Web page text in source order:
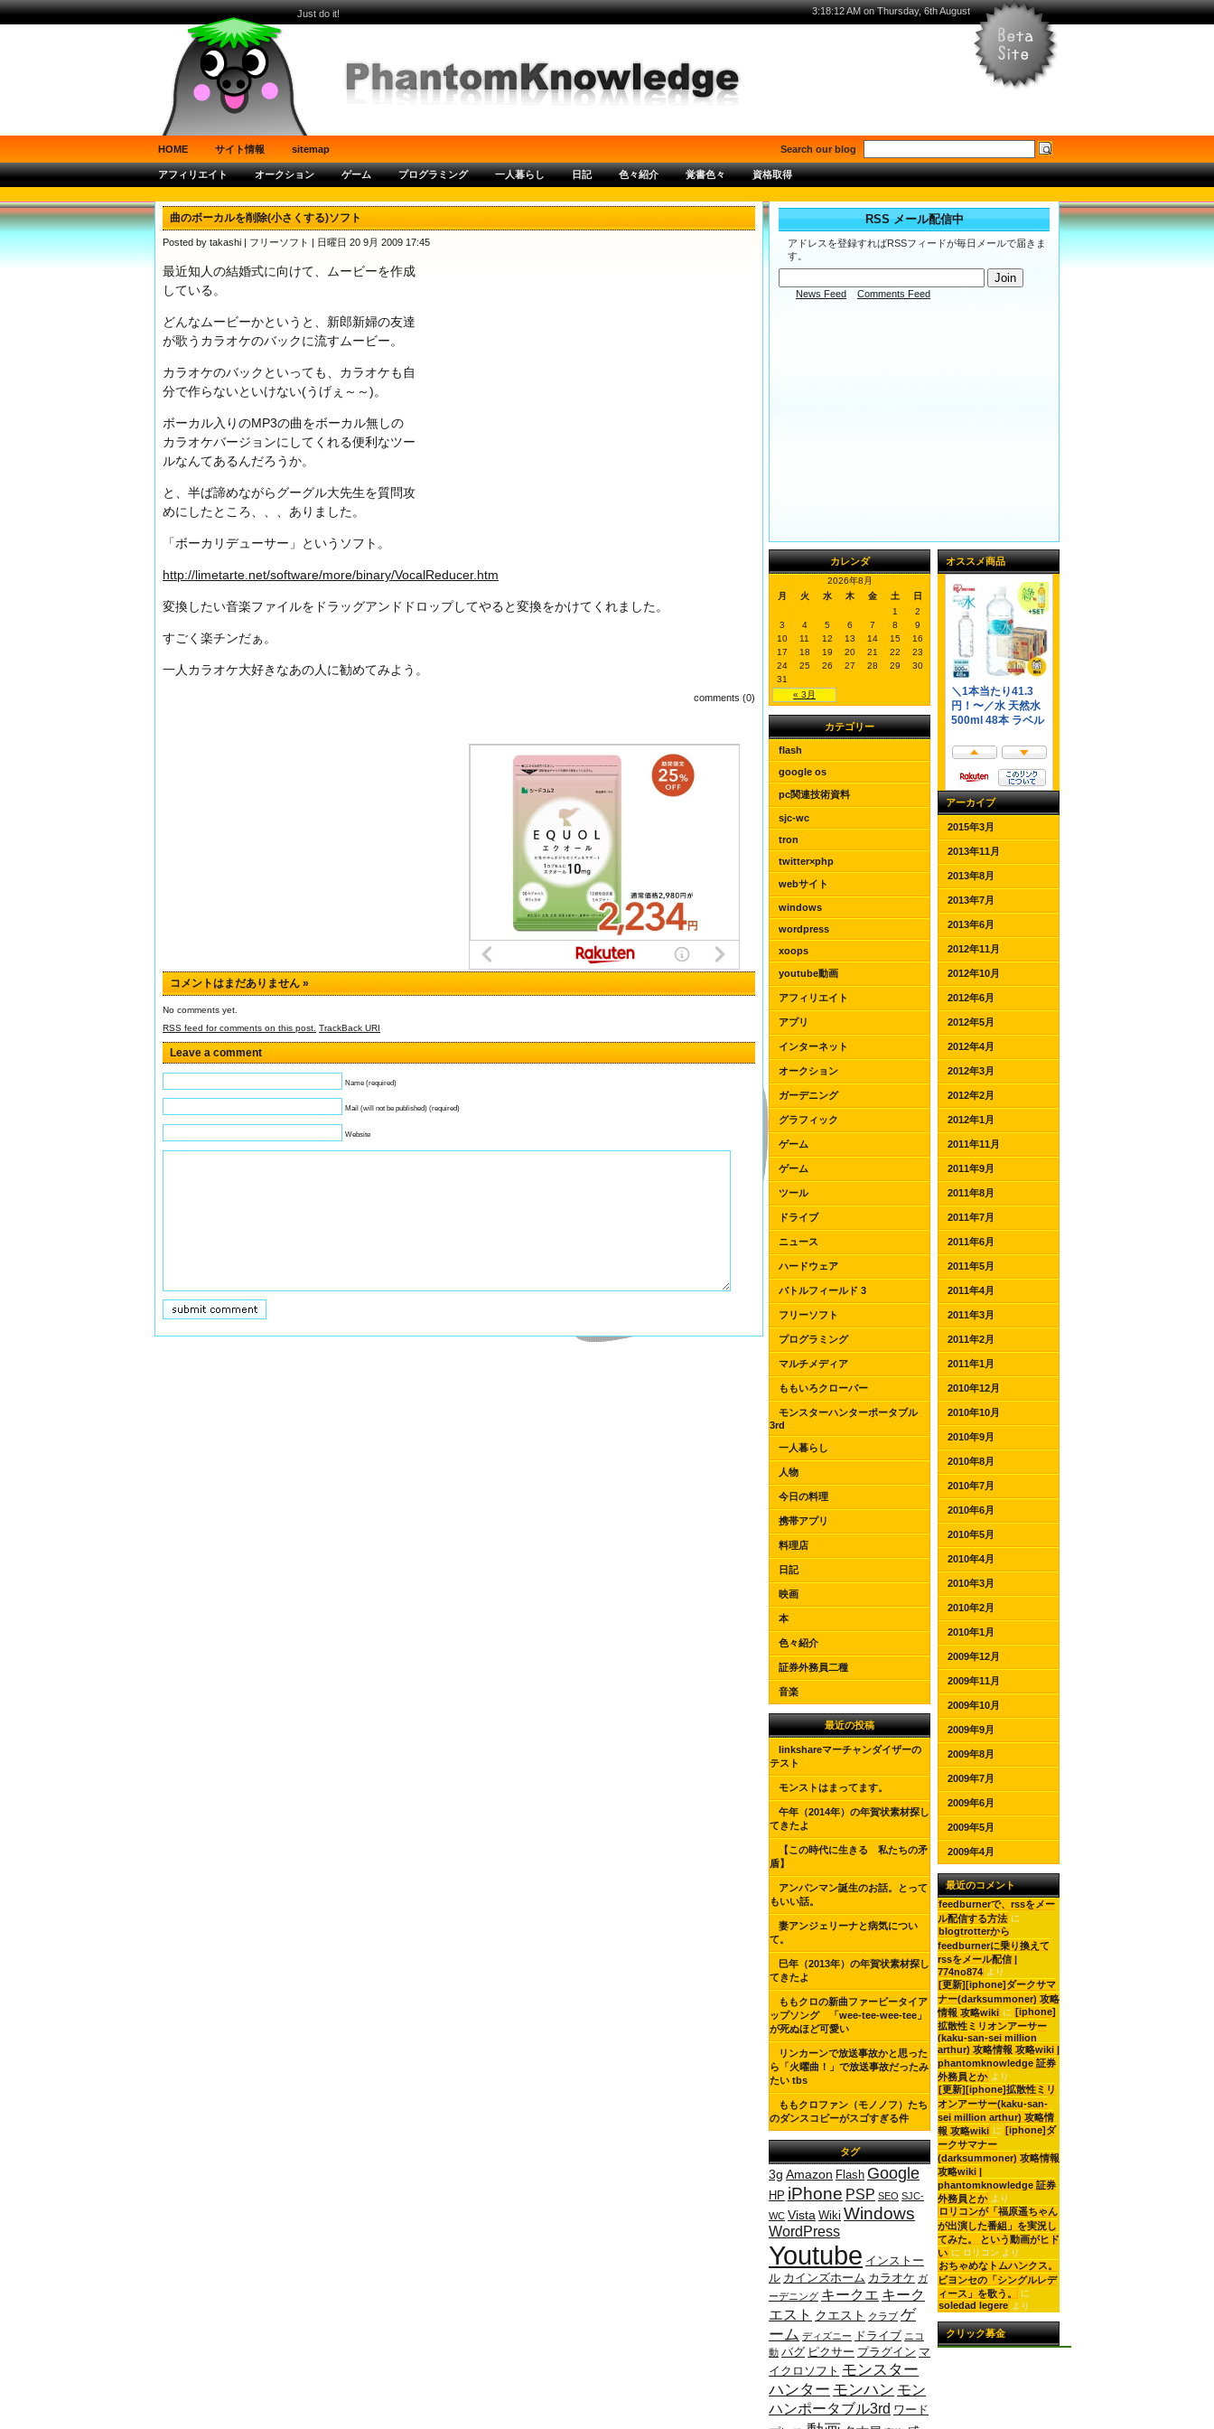
Just do it! 3:18:13 AM on Thursday, 6th August
HOME サイト情報 sitemap Search our blog
アフィリエイト オークション ゲーム プログラミング 一人暮らし 日記 色々紹介 覚書色々 資格取得
RSS メール配信中
アドレスを登録すればRSSフィードが毎日メールで届きま
す。
News Feed Comments Feed
カレンダ
2026年8月
月
火 水 木 金 土 日
« 3月
1
2
3
4 5 6 7 8
9
10
11 12 13 14 15
16
17
18 19 20 21 22
23
24
25 26 27 28 29
30
31
カテゴリー
flash
google os
pc関連技術資料
sjc-wc
tron
twitter×php
webサイト
windows
wordpress
xoops
youtube動画
アフィリエイト
アプリ
インターネット
オークション
ガーデニング
グラフィック
ゲーム
ゲーム
ツール
ドライブ
ニュース
ハードウェア
バトルフィールド 3
フリーソフト
プログラミング
マルチメディア
ももいろクローバー
モンスターハンターポータブル
3rd
一人暮らし
人物
今日の料理
携帯アプリ
料理店
日記
映画
本
色々紹介
証券外務員二種
音楽
最近の投稿
linkshareマーチャンダイザーの
テスト
モンストはまってます。
午年（2014年）の年賀状素材探し
てきたよ
【この時代に生きる 私たちの矛
盾】
アンパンマン誕生のお話。とって
もいい話。
妻アンジェリーナと病気につい
て。
巳年（2013年）の年賀状素材探し
てきたよ
ももクロの新曲ファービータイア
ップソング 「wee-tee-wee-tee」
が死ぬほど可愛い
リンカーンで放送事故かと思った
ら「火曜曲！」で放送事故だったみ
たい tbs
ももクロファン（モノノフ）たち
のダンスコピーがスゴすぎる件
タグ
3g Amazon Flash Google
HP iPhone PSP SEO SJC-
WC Vista Wiki Windows
WordPress
Youtube インストー
ル カインズホーム カラオケ ガ
ーデニング キークエ キーク
エスト クエスト クラブ ゲ
ーム ディズニー ドライブ ニコ
動 バグ ピクサー プラグイン マ
イクロソフト モンスター
ハンター モンハン モン
ハンポータブル3rd ワード
オススメ商品
アーカイブ
2015年3月
2013年11月
2013年8月
2013年7月
2013年6月
2012年11月
2012年10月
2012年6月
2012年5月
2012年4月
2012年3月
2012年2月
2012年1月
2011年11月
2011年9月
2011年8月
2011年7月
2011年6月
2011年5月
2011年4月
2011年3月
2011年2月
2011年1月
2010年12月
2010年10月
2010年9月
2010年8月
2010年7月
2010年6月
2010年5月
2010年4月
2010年3月
2010年2月
2010年1月
2009年12月
2009年11月
2009年10月
2009年9月
2009年8月
2009年7月
2009年6月
2009年5月
2009年4月
最近のコメント
feedburnerで、rssをメー
ル配信する方法 に
blogtrotterから
feedburnerに乗り換えて
rssをメール配信 |
774no874 より
[更新][iphone]ダークサマ
ナー(darksummoner) 攻略
情報 攻略wiki に [iphone]
拡散性ミリオンアーサー
(kaku-san-sei million
arthur) 攻略情報 攻略wiki |
phantomknowledge 証券
外務員とか より
[更新][iphone]拡散性ミリ
オンアーサー(kaku-san-
sei million arthur) 攻略情
報 攻略wiki に [iphone]ダ
ークサマナー
(darksummoner) 攻略情報
攻略wiki |
phantomknowledge 証券
外務員とか より
ロリコンが「福原遥ちゃん
が出演した番組」を実況し
てみた。 という動画がヒド
い に ロリコン より
おちゃめなトムハンクス。
ビヨンセの「シングルレデ
ィース」を歌う。
に
soledad legere より
クリック募金
曲のボーカルを削除(小さくする)ソフト
Posted by takashi | フリーソフト | 日曜日 20 9月 2009 17:45
最近知人の結婚式に向けて、ムービーを作成
している。
どんなムービーかというと、新郎新婦の友達
が歌うカラオケのバックに流すムービー。
カラオケのバックといっても、カラオケも自
分で作らないといけない(うげぇ～～)。
ボーカル入りのMP3の曲をボーカル無しの
カラオケバージョンにしてくれる便利なツー
ルなんてあるんだろうか。
と、半ば諦めながらグーグル大先生を質問攻
めにしたところ、、、ありました。
「ボーカリデューサー」というソフト。
http://limetarte.net/software/more/binary/VocalReducer.htm
変換したい音楽ファイルをドラッグアンドドロップしてやると変換をかけてくれました。
すごく楽チンだぁ。
一人カラオケ大好きなあの人に勧めてみよう。
comments (0)
コメントはまだありません »
No comments yet.
RSS feed for comments on this post. TrackBack URI
Leave a comment
Name (required)
Mail (will not be published) (required)
Website